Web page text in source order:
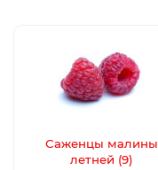
Саженцы малины
летней (9)